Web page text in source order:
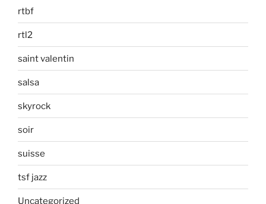
rtbf
rtl2
saint valentin
salsa
skyrock
soir
suisse
tsf jazz
Uncategorized